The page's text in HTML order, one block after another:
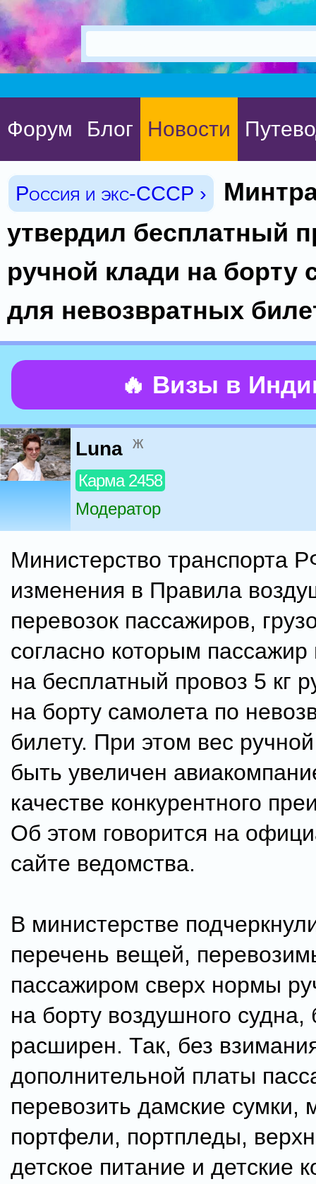
Форум Блог Новости
Россия и экс-СССР ›
утвердил бесплатный
ручной клади на борту
для невозвратных
🔥 Визы в
Luna ж
Карма 2458
Модератор
Министерство транспорта
изменения в Правила
перевозок пассажиров,
согласно которым
на бесплатный провоз 5 кг
на борту самолета по
билету. При этом вес
быть увеличен
качестве конкурентного
Об этом говорится на
сайте ведомства.
В министерстве
перечень вещей,
пассажиром сверх нормы
на борту воздушного судна,
расширен. Так, без
дополнительной платы
перевозить дамские сумки,
портфели, портпледы,
детское питание и детские